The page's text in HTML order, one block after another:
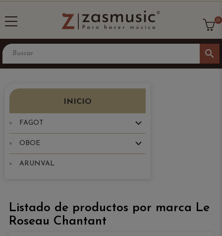
search
0
INICIO
FAGOT
OBOE
ARUNVAL
Listado de productos por marca Le
Roseau Chantant